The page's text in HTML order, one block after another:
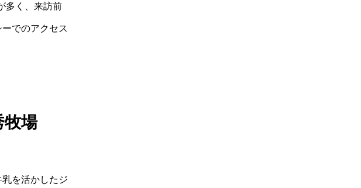
多く、来訪前
でのアクセス
牧場
を活かしたジ